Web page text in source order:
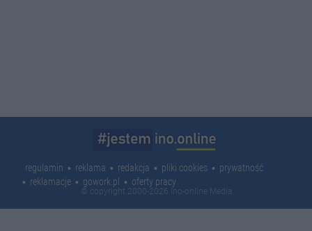
regulamin reklama redakcja pliki cookies
prywatność
reklamacje
gowork.pl oferty pracy
© copyright 2000-2026 Ino-online Media